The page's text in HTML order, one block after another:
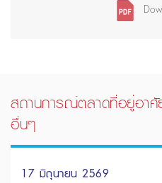
สถานการณ์ตลาดที่อยู่อา
อื่นๆ
17 มิถุนายน 2569